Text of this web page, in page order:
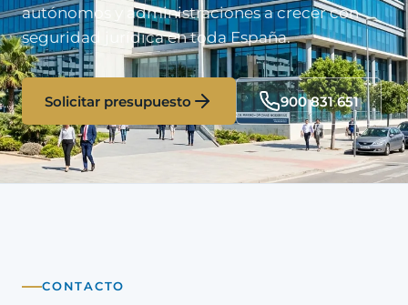
autónomos y administraciones a crecer con
seguridad jurídica en toda España.
Solicitar presupuesto 900 831 651
CONTACTO